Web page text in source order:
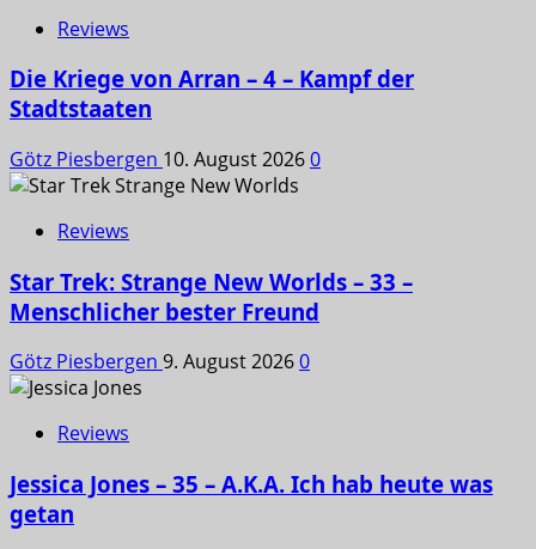
Reviews
Die Kriege von Arran – 4 – Kampf der
Stadtstaaten
Götz Piesbergen 10. August 20260
Reviews
Star Trek: Strange New Worlds – 33 –
Menschlicher bester Freund
Götz Piesbergen 9. August 20260
Reviews
Jessica Jones – 35 – A.K.A. Ich hab heute was
getan